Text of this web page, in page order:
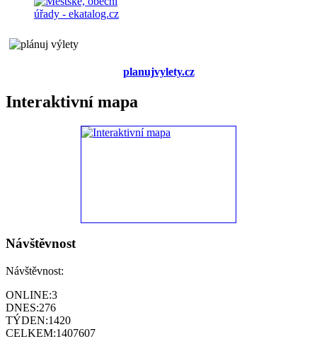
planujvylety.cz
Interaktivní mapa
Návštěvnost
Návštěvnost:
ONLINE:3
DNES:276
TÝDEN:1420
CELKEM:1407607